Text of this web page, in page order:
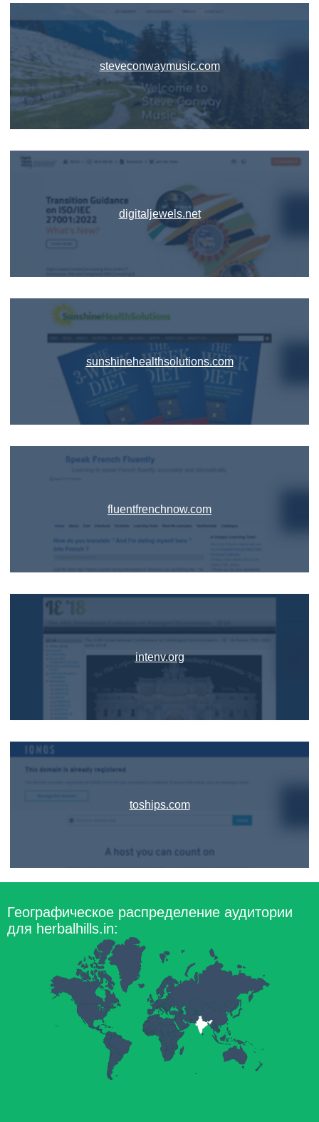
steveconwaymusic.com
digitaljewels.net
sunshinehealthsolutions.com
fluentfrenchnow.com
intenv.org
toships.com
Географическое распределение аудитории
для herbalhills.in: